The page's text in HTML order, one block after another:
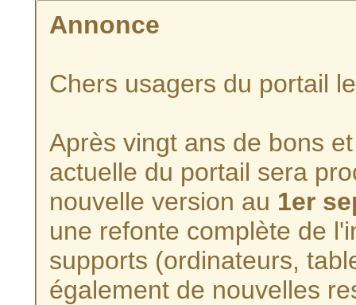
Annonce
Chers usagers du portail
Après vingt ans de bons
actuelle du portail sera
nouvelle version au 1er
une refonte complète de
supports (ordinateurs,
également de nouvelles